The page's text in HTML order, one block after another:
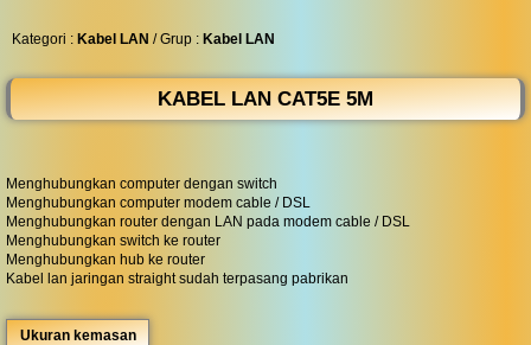
Kategori : Kabel LAN / Grup : Kabel LAN
KABEL LAN CAT5E 5M
Menghubungkan computer dengan switch
Menghubungkan computer modem cable / DSL
Menghubungkan router dengan LAN pada modem cable / DSL
Menghubungkan switch ke router
Menghubungkan hub ke router
Kabel lan jaringan straight sudah terpasang pabrikan
Ukuran kemasan